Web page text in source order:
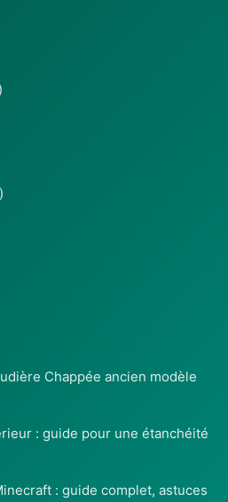
Chappée ancien modèle
: guide pour une étanchéité
: guide complet, astuces